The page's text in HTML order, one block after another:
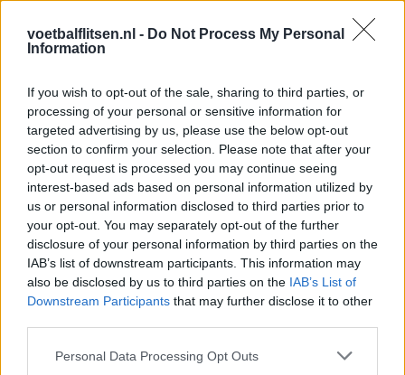
voetbalflitsen.nl - Do Not Process My Personal
Information
If you wish to opt-out of the sale, sharing to third parties, or
processing of your personal or sensitive information for
targeted advertising by us, please use the below opt-out
section to confirm your selection. Please note that after your
opt-out request is processed you may continue seeing
interest-based ads based on personal information utilized by
us or personal information disclosed to third parties prior to
your opt-out. You may separately opt-out of the further
disclosure of your personal information by third parties on the
IAB’s list of downstream participants. This information may
also be disclosed by us to third parties on the IAB’s List of
Downstream Participants that may further disclose it to other
Personal Data Processing Opt Outs
maakte zijn eerste goal in de Eredivisie en Haye schoot twee
penalty's geruisloos binnen.
Bekijk het volledige team van de
week hier:
Lees ook:
Volledige traditionele top-3 in actie: samenvattingen
Eredivisie
Ajax Feyenoord PSV
mag tóch verder